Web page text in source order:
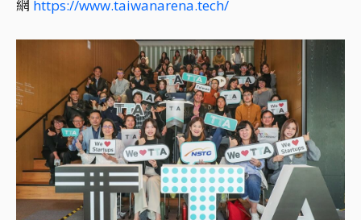
網 https://www.taiwanarena.tech/